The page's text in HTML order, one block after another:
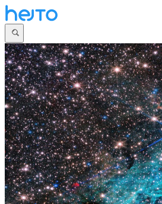
GłównaDyskusjeNajnowszeSpołeczności
Zaloguj się